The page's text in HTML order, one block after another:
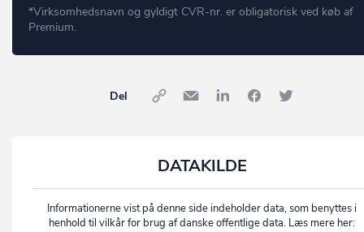
*Virksomhedsnavn og gyldigt CVR-nr. er obligatorisk ved køb af
Premium.
Del
DATAKILDE
Informationerne vist på denne side indeholder data, som benyttes i
henhold til vilkår for brug af danske offentlige data. Læs mere her: